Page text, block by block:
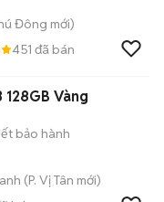
Đông mới)
451 đã bán
Vàng
bảo hành
(P. Vị Tân mới)